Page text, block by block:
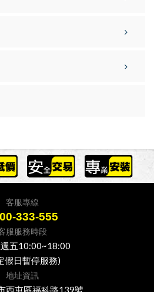
客服專線
333-555
服服務時段
五10:00~18:00
假日暫停服務)
地址資訊
西屯區福科路139號